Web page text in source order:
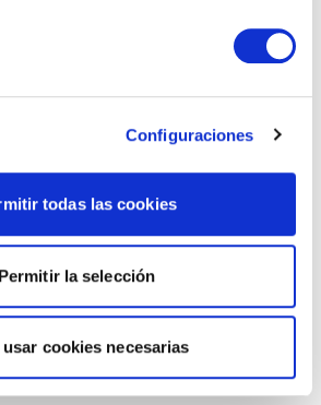
Configuraciones
todas las cookies
Permitir la selección
cookies necesarias